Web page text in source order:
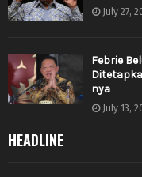
July 27,
Febrie
nya
July 13,
HEADLINE